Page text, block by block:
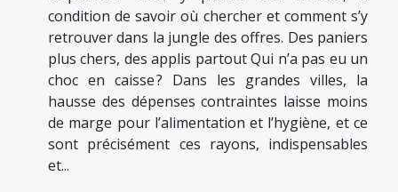
condition de savoir où chercher et comment s’y
retrouver dans la jungle des offres. Des paniers
plus chers, des applis partout Qui n’a pas eu un
choc en caisse ? Dans les grandes villes, la
hausse des dépenses contraintes laisse moins
de marge pour l’alimentation et l’hygiène, et ce
sont précisément ces rayons, indispensables
et...